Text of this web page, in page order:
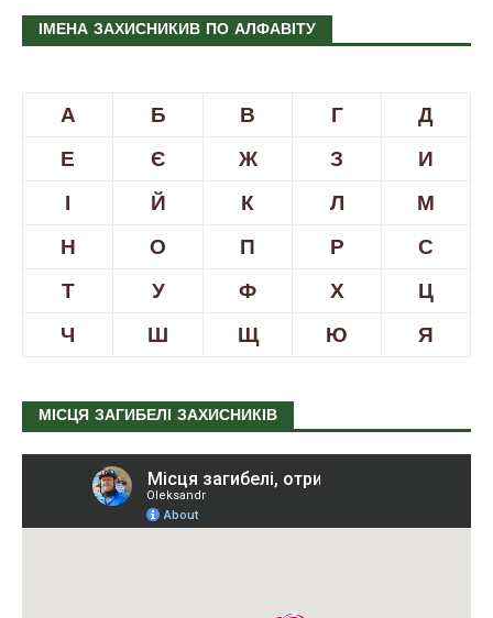
ІМЕНА ЗАХИСНИКИВ ПО АЛФАВІТУ
А Б В Г
Д
Е
Є Ж З
И
І
Й К Л
М
Н
О П Р
С
Т
У Ф Х
Ц
Ч
Ш Щ Ю Я
МІСЦЯ ЗАГИБЕЛІ ЗАХИСНИКІВ